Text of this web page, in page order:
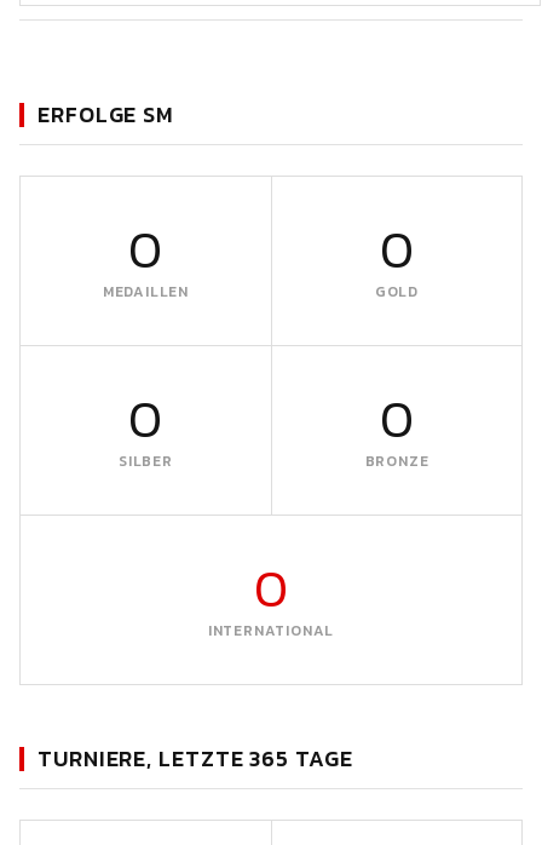
ERFOLGE SM
0
MEDAILLEN
0
GOLD
0
SILBER
0
BRONZE
0
INTERNATIONAL
TURNIERE, LETZTE 365 TAGE